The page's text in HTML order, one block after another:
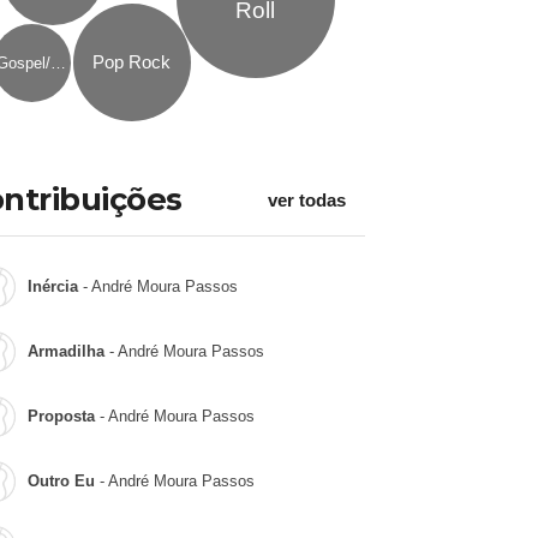
Roll
Pop Rock
Gospel/Religioso
ver todas
Inércia- André Moura Passos
Armadilha- André Moura Passos
Proposta- André Moura Passos
Outro Eu - André Moura Passos